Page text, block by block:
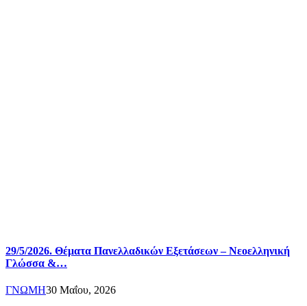
29/5/2026. Θέματα Πανελλαδικών Εξετάσεων – Νεοελληνική
Γλώσσα &…
ΓΝΩΜΗ30 Μαΐου, 2026